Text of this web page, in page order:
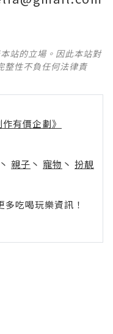
站的立場。因此本站對
整性不負任何法律責
有價企劃》
丶 親子 丶 寵物 丶 扮靚
吃喝玩樂資訊！